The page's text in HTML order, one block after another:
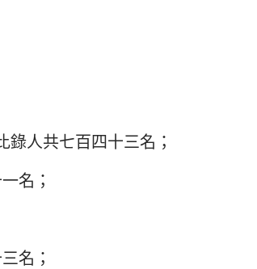
錄人共七百四十三名；
名；
名；